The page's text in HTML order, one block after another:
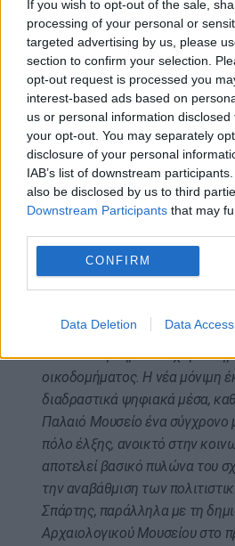
If you wish to opt-out of the sale,
processing of your personal or
targeted advertising by us, please
section to confirm your selection.
opt-out request is processed you
interest-based ads based on
us or personal information
your opt-out. You may separately
disclosure of your personal
IAB’s list of downstream
also be disclosed by us to third
Downstream Participants that may
CONFIRM
Data Deletion Data Access
τους κατέχουν τα ευρήματα
της Σπάρτης. Οι εργασίες της
της υπόγειας επέκτασής του
με τον σχεδιασμό, υπό την
υπηρεσιών του υπουργείου
διαπιστώσαμε και στην
νέα αρχιτεκτονική προσέγγιση
σχεδόν τους ωφέλιμους
δημιουργία δύο νέων
τεχνητό φωτισμό, τη
υποστηρικτικών υποδομών και
αναζωογόνηση του
κήπου-γλυπτοθήκης. Με αυτόν
αυθαίρετες επεμβάσεις,
αυθεντικό μνημειακό
οικοδομήματος. Η νέα μόνιμη
διαδραστικά ψηφιακά μέσα,
Παλαιό Μουσείο ένα σύγχρονο
πόλο έλξης, ανοικτό στην
αποτελεί βασικό πυλώνα του
την αναβάθμιση των
Σπάρτης, παράλληλα με τη
Αρχαιολογικού Μουσείου στο